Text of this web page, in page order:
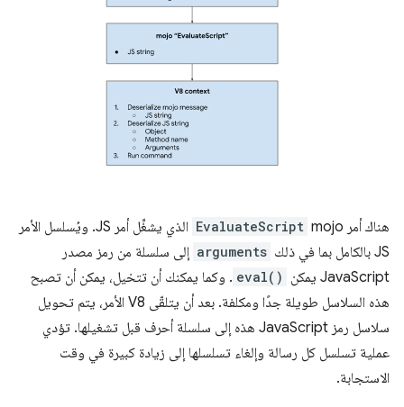
هناك أمر mojo‏ EvaluateScript
الذي يشغِّل أمر JS. ويُسلسل الأمر
JS بالكامل بما في ذلك
arguments إلى سلسلة من رمز مصدر
JavaScript يمكن
eval() . وكما يمكنك أن تتخيل، يمكن أن تصبح
هذه السلاسل طويلة جدًا ومكلفة. بعد أن يتلقّى V8 الأمر، يتم تحويل
سلاسل رمز JavaScript هذه إلى سلسلة أحرف قبل تشغيلها. تؤدي
عملية تسلسل كل رسالة وإلغاء تسلسلها إلى زيادة كبيرة في وقت
الاستجابة.